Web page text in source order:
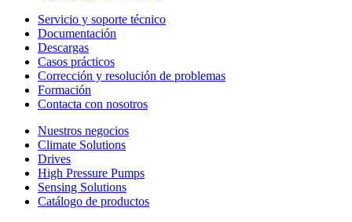
Servicio y soporte técnico
Documentación
Descargas
Casos prácticos
Corrección y resolución de problemas
Formación
Contacta con nosotros
Nuestros negocios
Climate Solutions
Drives
High Pressure Pumps
Sensing Solutions
Catálogo de productos